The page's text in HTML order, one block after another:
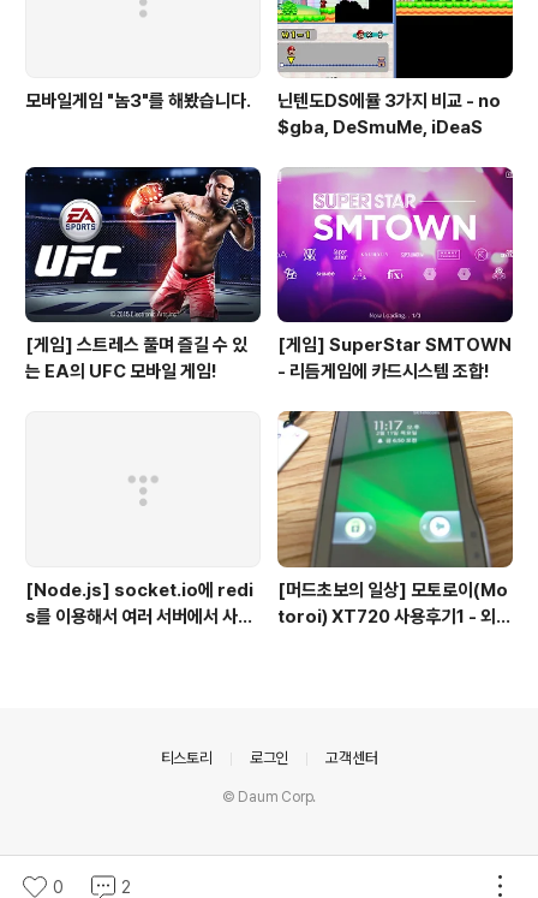
모바일게임 "놈3"를 해봤습니다.
닌텐도DS에뮬 3가지 비교 - no
$gba, DeSmuMe, iDeaS
[게임] 스트레스 풀며 즐길 수 있
는 EA의 UFC 모바일 게임!
[게임] SuperStar SMTOWN
- 리듬게임에 카드시스템 조합!
[Node.js] socket.io에 redi
s를 이용해서 여러 서버에서 사용
[머드초보의 일상] 모토로이(Mo
toroi) XT720 사용후기1 - 외형
0 2
티스토리 로그인 고객센터
© Daum Corp.